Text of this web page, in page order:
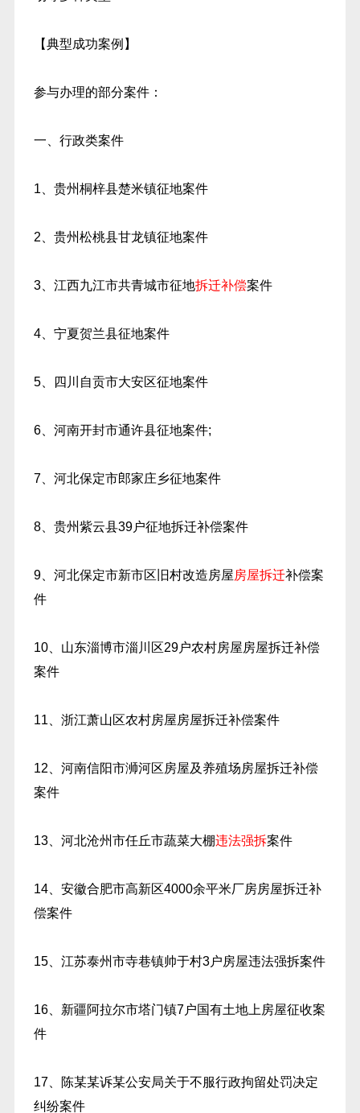
【典型成功案例】
参与办理的部分案件：
一、行政类案件
1、贵州桐梓县楚米镇征地案件
2、贵州松桃县甘龙镇征地案件
3、江西九江市共青城市征地拆迁补偿案件
4、宁夏贺兰县征地案件
5、四川自贡市大安区征地案件
6、河南开封市通许县征地案件;
7、河北保定市郎家庄乡征地案件
8、贵州紫云县39户征地拆迁补偿案件
9、河北保定市新市区旧村改造房屋房屋拆迁补偿案
件
10、山东淄博市淄川区29户农村房屋房屋拆迁补偿
案件
11、浙江萧山区农村房屋房屋拆迁补偿案件
12、河南信阳市浉河区房屋及养殖场房屋拆迁补偿
案件
13、河北沧州市任丘市蔬菜大棚违法强拆案件
14、安徽合肥市高新区4000余平米厂房房屋拆迁补
偿案件
15、江苏泰州市寺巷镇帅于村3户房屋违法强拆案件
16、新疆阿拉尔市塔门镇7户国有土地上房屋征收案
件
17、陈某某诉某公安局关于不服行政拘留处罚决定
纠纷案件